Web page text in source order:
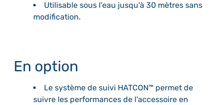
Utilisable sous l'eau jusqu'à 30 mètres sans
modification.
En option
Le système de suivi HATCON™ permet de
suivre les performances de l'accessoire en